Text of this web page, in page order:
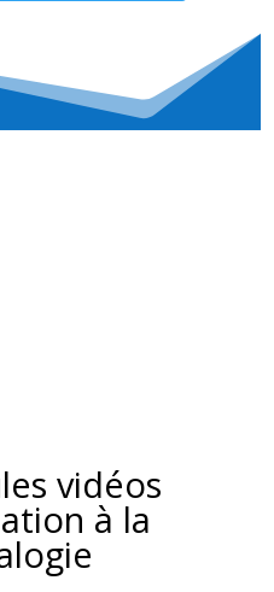
vidéos
à la